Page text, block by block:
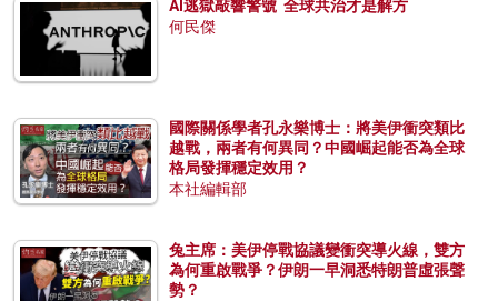
AI逃獄敲響警號 全球共治才是解方
何民傑
國際關係學者孔永樂博士：將美伊衝突類比
越戰，兩者有何異同？中國崛起能否為全球
格局發揮穩定效用？
本社編輯部
兔主席：美伊停戰協議變衝突導火線，雙方
為何重啟戰爭？伊朗一早洞悉特朗普虛張聲
勢？